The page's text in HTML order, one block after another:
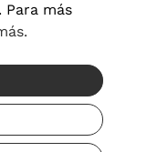
y condiciones
cookies
España
Para más